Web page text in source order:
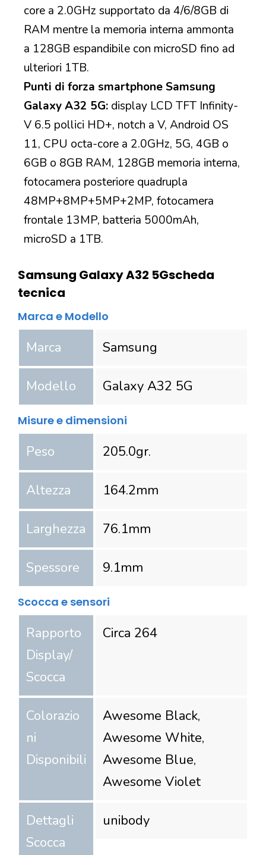
core a 2.0GHz supportato da 4/6/8GB di
RAM mentre la memoria interna ammonta
a 128GB espandibile con microSD fino ad
ulteriori 1TB.
Punti di forza smartphone Samsung
Galaxy A32 5G: display LCD TFT Infinity-
V 6.5 pollici HD+, notch a V, Android OS
11, CPU octa-core a 2.0GHz, 5G, 4GB o
6GB o 8GB RAM, 128GB memoria interna,
fotocamera posteriore quadrupla
48MP+8MP+5MP+2MP, fotocamera
frontale 13MP, batteria 5000mAh,
microSD a 1TB.
Samsung Galaxy A32 5Gscheda
tecnica
Marca e Modello
Marca Samsung
Modello Galaxy A32 5G
Misure e dimensioni
Peso 205.0gr.
Altezza 164.2mm
Larghezza 76.1mm
Spessore 9.1mm
Scocca e sensori
Rapporto
Display/
Scocca
Circa 264
Colorazio
ni
Disponibili
Awesome Black,
Awesome White,
Awesome Blue,
Awesome Violet
Dettagli
Scocca
unibody